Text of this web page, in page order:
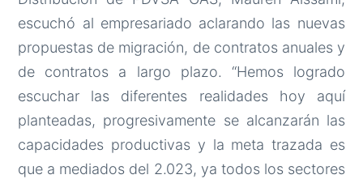
escuchó al empresariado aclarando las nuevas
propuestas de migración, de contratos anuales y
de contratos a largo plazo. “Hemos logrado
escuchar las diferentes realidades hoy aquí
planteadas, progresivamente se alcanzarán las
capacidades productivas y la meta trazada es
que a mediados del 2.023, ya todos los sectores